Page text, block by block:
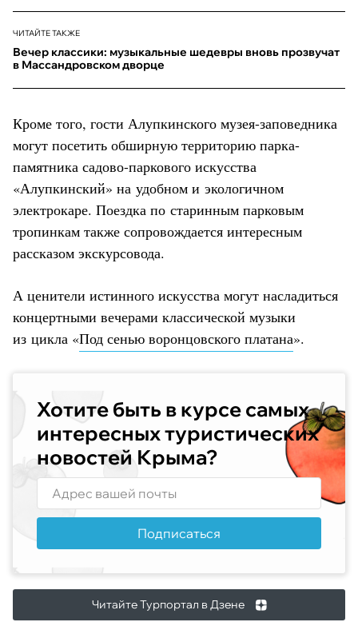
ЧИТАЙТЕ ТАКЖЕ
Вечер классики: музыкальные шедевры вновь прозвучат
в Массандровском дворце
Кроме того, гости Алупкинского музея-заповедника
могут посетить обширную территорию парка-
памятника садово-паркового искусства
«Алупкинский» на удобном и экологичном
электрокаре. Поездка по старинным парковым
тропинкам также сопровождается интересным
рассказом экскурсовода.
А ценители истинного искусства могут насладиться
концертными вечерами классической музыки
из цикла «Под сенью воронцовского платана».
Хотите быть в курсе самых
интересных туристических
новостей Крыма?
Подписаться
Читайте Турпортал в Дзене